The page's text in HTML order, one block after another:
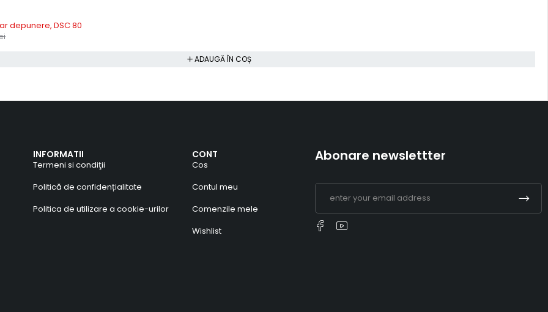
depunere, DSC 80
ADAUGĂ ÎN COȘ
INFORMATII
Termeni si condiţii
Politică de confidențialitate
Politica de utilizare a cookie-urilor
CONT
Cos
Contul meu
Comenzile mele
Wishlist
Abonare newslettter